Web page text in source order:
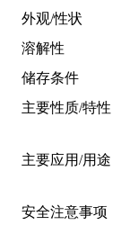
外观/性状
溶解性
储存条件
主要性质/特性
主要应用/用途
安全注意事项